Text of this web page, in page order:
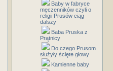
Baby w fabryce
męczenników czyli o
religii Prusów ciąg
dalszy
Baba Pruska z
Prątnicy
Do czego Prusom
służyły ścięte głowy
Kamienne baby